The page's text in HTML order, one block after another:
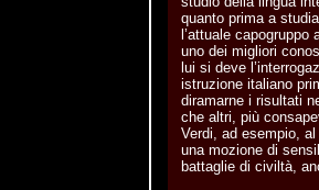
quanto prima a
l’attuale
uno dei migliori
lui si deve
istruzione italiano
diramarne i risultati
che altri, più
Verdi, ad esempio,
una mozione di
battaglie di civiltà,